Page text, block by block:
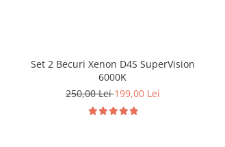
Set 2 Becuri Xenon D4S SuperVision
6000K
250,00 Lei199,00 Lei